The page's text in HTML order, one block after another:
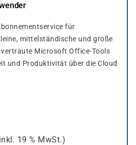
für
mittelständische und große
Microsoft Office-Tools
und Produktivität über die Cloud
19 % MwSt.)